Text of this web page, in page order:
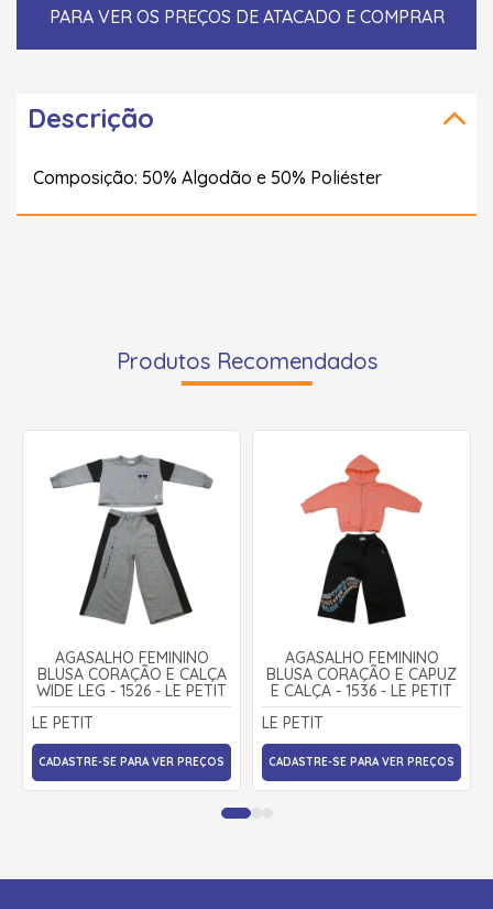
PARA VER OS PREÇOS DE ATACADO E COMPRAR
Descrição
Composição: 50% Algodão e 50% Poliéster
Produtos Recomendados
AGASALHO FEMININO
BLUSA CORAÇÃO E CALÇA
WIDE LEG - 1526 - LE PETIT
LE PETIT
CADASTRE-SE PARA VER PREÇOS
AGASALHO FEMININO
BLUSA CORAÇÃO E CAPUZ
E CALÇA - 1536 - LE PETIT
LE PETIT
CADASTRE-SE PARA VER PREÇOS